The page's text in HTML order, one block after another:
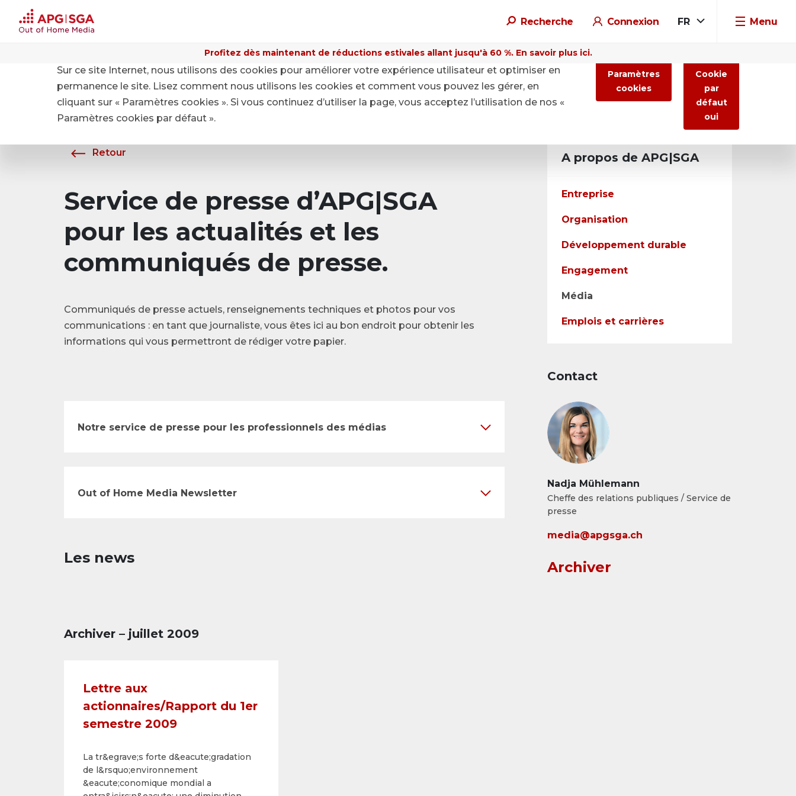
Recherche Connexion FR Menu
Profitez dès maintenant de réductions estivales allant jusqu'à 60 %. En savoir plus ici.
A propos de APG|SGA
Retour
Service de presse d’APG|SGA
pour les actualités et les
communiqués de presse.
Communiqués de presse actuels, renseignements techniques et photos pour vos
communications : en tant que journaliste, vous êtes ici au bon endroit pour obtenir les
informations qui vous permettront de rédiger votre papier.
Notre service de presse pour les professionnels des médias
Out of Home Media Newsletter
Les news
Archiver – juillet 2009
Lettre aux
actionnaires/Rapport du 1er
semestre 2009
La tr&egrave;s forte d&eacute;gradation
de l&rsquo;environnement
&eacute;conomique mondial a
A propos de APG|SGA
Entreprise
Organisation
Développement durable
Engagement
Média
Emplois et carrières
Contact
Nadja Mühlemann
Cheffe des relations publiques / Service de
presse
media@apgsga.ch
Archiver
Sur ce site Internet, nous utilisons des cookies pour améliorer votre expérience utilisateur et optimiser en
permanence le site. Lisez comment nous utilisons les cookies et comment vous pouvez les gérer, en
cliquant sur « Paramètres cookies ». Si vous continuez d’utiliser la page, vous acceptez l’utilisation de nos «
Paramètres cookies par défaut ».
Paramètres
cookies
Cookie
par
défaut
oui